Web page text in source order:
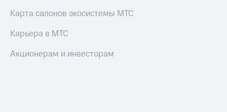
Карта салонов экосистемы МТС
Карьера в МТС
Акционерам и инвесторам